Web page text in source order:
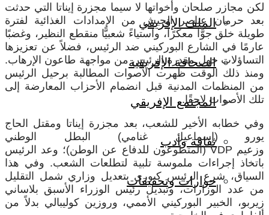
الملف الإفريقي
الصحافة الإفريقية
المجتمع الإفريقي
ثقافة وأدب
حوارات وتحقيقات
لكن مجازر صلحان وأخواتها لا سيما مجزرة إيناتا التي حدثت
بعد حرمان عناصر الجيش من الإمدادات الغذائية لفترة
طويلة خلق جوًّا معكرًا، واستياءً شعبيًّا منقطع النظير، وغضبًا
عارمًا في الشارع البوركيني ضد الرئيس، فضلاً عن تعزيزها
التساؤلات حول مقدرة الرئيس من مواجهة طاعون الإرهاب.
ومنذ ذلك الوقت ظهرت الأصوات المطالبة برحيل الرئيس
من المنظمات المدنية قبل انضمام الأحزاب المعارضة إلى
تلك الأصوات لاحقًا.
وفي خطابه الأخير للشعب، بعد مجزرة إيناتا ومقتل الحاج
يورو (إسماعيل غنامي) البطل الوطني
وزعيم VDP(المتطوعون للدفاع عن الوطن)؛ وعد الرئيس
باتخاذ إجراءات ملموسة تلبية لتطلعات الشعب. وفي هذا
السياق، شرع الرئيس كبوري بتعديل وزاري شمل التقليل
من عدد الوزارات، وتبديل رئيس الوزراء الأسبق بلاساني
زيربو، الخبير البوركيني الأممي، وروزين كوليبالي بدلاً من